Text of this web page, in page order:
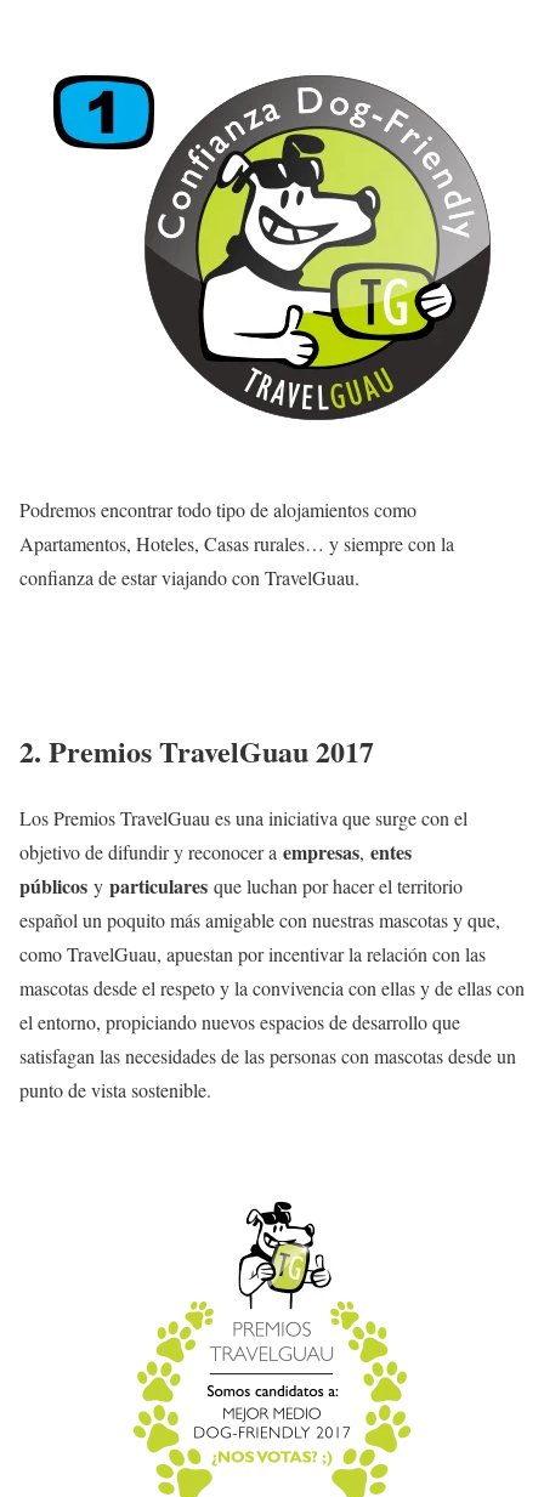
Podremos encontrar todo tipo de alojamientos como
Apartamentos, Hoteles, Casas rurales… y siempre con la
confianza de estar viajando con TravelGuau.
2. Premios TravelGuau 2017
Los Premios TravelGuau es una iniciativa que surge con el
objetivo de difundir y reconocer a empresas, entes
públicos y particulares que luchan por hacer el territorio
español un poquito más amigable con nuestras mascotas y que,
como TravelGuau, apuestan por incentivar la relación con las
mascotas desde el respeto y la convivencia con ellas y de ellas con
el entorno, propiciando nuevos espacios de desarrollo que
satisfagan las necesidades de las personas con mascotas desde un
punto de vista sostenible.